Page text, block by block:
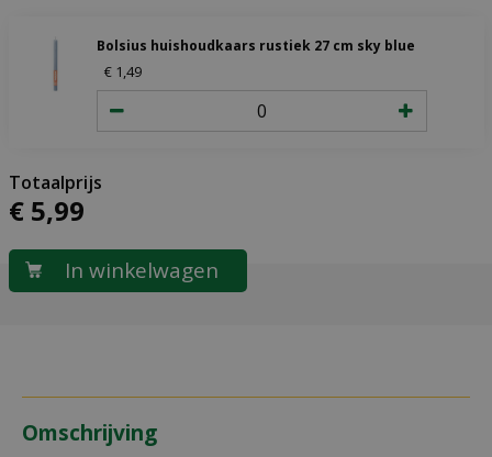
Bolsius huishoudkaars rustiek 27 cm sky blue
€ 1,49
€ 5,99
Omschrijving